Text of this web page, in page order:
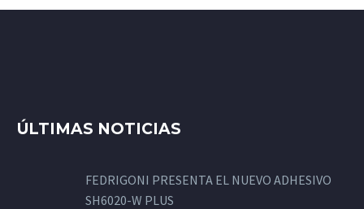
ÚLTIMAS NOTICIAS
FEDRIGONI PRESENTA EL NUEVO ADHESIVO
SH6020-W PLUS